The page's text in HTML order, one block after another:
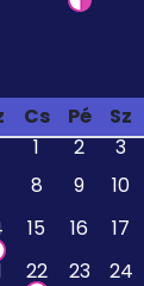
Cs Pé Sz
1
2 3
8 9 10
15 16 17
22 23 24